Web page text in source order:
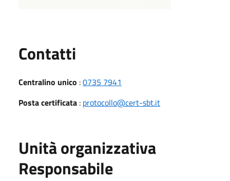
Contatti
Centralino unico :0735 7941
Posta certificata : protocollo@cert-sbt.it
Unità organizzativa
Responsabile